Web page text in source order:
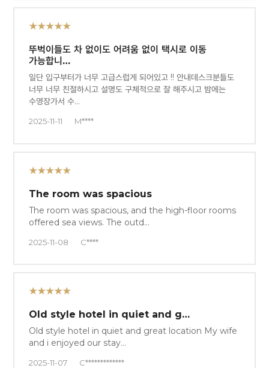
★★★★★
뚜벅이들도 차 없이도 어려움 없이 택시로 이동
가능합니…
일단 입구부터가 너무 고급스럽게 되어있고 !! 안내데스크분들도
너무 너무 친절하시고 설명도 구체적으로 잘 해주시고 밤에는
수영장가서 수…
2025-11-11 M****
★★★★★
The room was spacious
The room was spacious, and the high-floor rooms
offered sea views. The outd…
2025-11-08 C****
★★★★★
Old style hotel in quiet and g…
Old style hotel in quiet and great location My wife
and i enjoyed our stay…
2025-11-07 C*************